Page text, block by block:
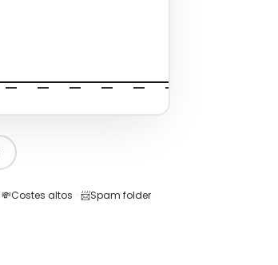
💸Costes altos · 📨Spam folder